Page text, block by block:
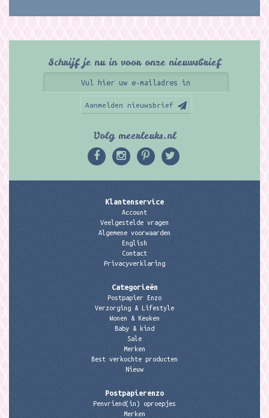
Schrijf je nu in voor onze nieuwsbrief
Aanmelden nieuwsbrief
Volg meerleuks.nl
Klantenservice
Account
Veelgestelde vragen
Algemene voorwaarden
English
Contact
Privacyverklaring
Categorieën
Postpapier Enzo
Verzorging & Lifestyle
Wonen & Keuken
Baby & kind
Sale
Merken
Best verkochte producten
Nieuw
Postpapierenzo
Penvriend(in) oproepjes
Merken